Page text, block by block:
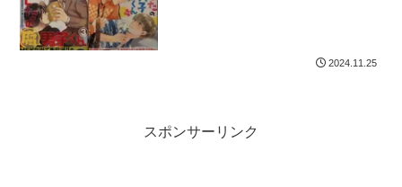
2024.11.25
スポンサーリンク